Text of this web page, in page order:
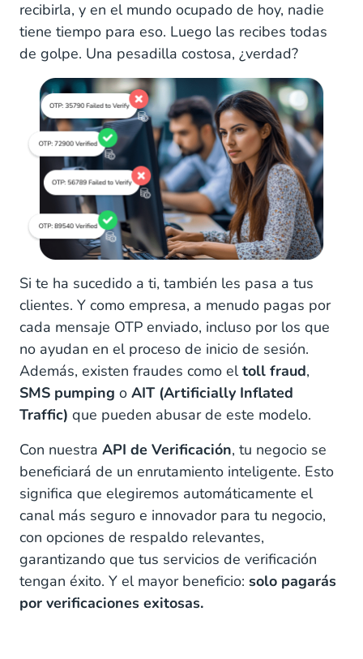
recibirla, y en el mundo ocupado de hoy, nadie
tiene tiempo para eso. Luego las recibes todas
de golpe. Una pesadilla costosa, ¿verdad?
Si te ha sucedido a ti, también les pasa a tus
clientes. Y como empresa, a menudo pagas por
cada mensaje OTP enviado, incluso por los que
no ayudan en el proceso de inicio de sesión.
Además, existen fraudes como eltoll fraud,
SMS pumping o AIT (Artificially Inflated
Traffic) que pueden abusar de este modelo.
Con nuestra API de Verificación, tu negocio se
beneficiará de un enrutamiento inteligente. Esto
significa que elegiremos automáticamente el
canal más seguro e innovador para tu negocio,
con opciones de respaldo relevantes,
garantizando que tus servicios de verificación
tengan éxito. Y el mayor beneficio: solo pagarás
por verificaciones exitosas.